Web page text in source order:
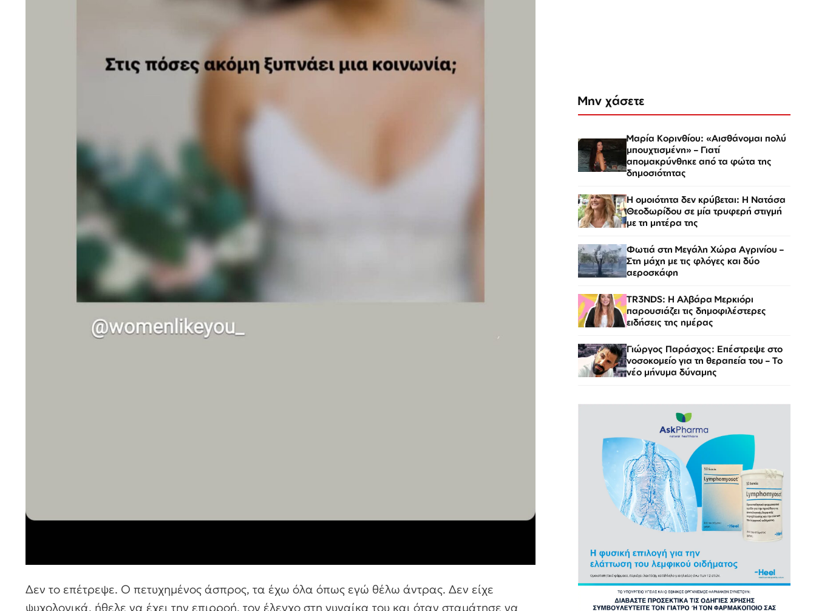
Δεν το επέτρεψε. Ο πετυχημένος άσπρος, τα έχω όλα όπως εγώ θέλω άντρας. Δεν είχε
ψυχολογικά, ήθελε να έχει την επιρροή, τον έλεγχο στη γυναίκα του και όταν σταμάτησε να
Μην χάσετε
Μαρία Κορινθίου: «Αισθάνομαι πολύ
μπουχτισμένη» – Γιατί
απομακρύνθηκε από τα φώτα της
δημοσιότητας
Η ομοιότητα δεν κρύβεται: Η Νατάσα
Θεοδωρίδου σε μία τρυφερή στιγμή
με τη μητέρα της
Φωτιά στη Μεγάλη Χώρα Αγρινίου –
Στη μάχη με τις φλόγες και δύο
αεροσκάφη
TR3NDS: Η Αλβάρα Μερκιόρι
παρουσιάζει τις δημοφιλέστερες
ειδήσεις της ημέρας
Γιώργος Παράσχος: Επέστρεψε στο
νοσοκομείο για τη θεραπεία του – Το
νέο μήνυμα δύναμης